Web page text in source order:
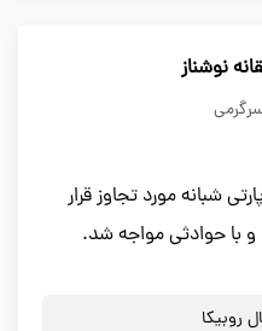
نوشناز
شبانه مورد تجاوز قرار
و با حوادثی مواجه شد.
روبیکا